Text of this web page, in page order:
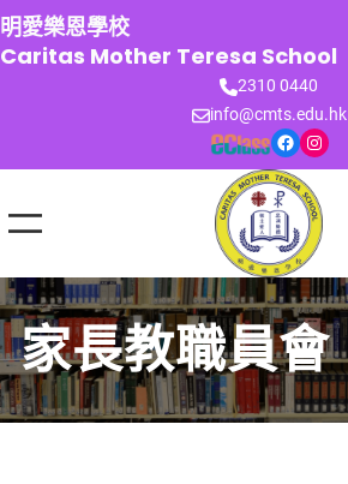
跳
至
主
明愛樂恩學校
Caritas Mother Teresa School
2310 0440
info@cmts.edu.hk
Facebook Instagram
家長教職員會